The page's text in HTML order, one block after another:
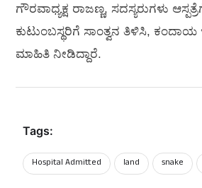
ಗೌರವಾಧ್ಯಕ್ಷ ರಾಜಣ್ಣ, ಸದಸ್ಯರುಗಳು
ಕುಟುಂಬಸ್ಥರಿಗೆ ಸಾಂತ್ವನ ತಿಳಿಸಿ,
ಮಾಹಿತಿ ನೀಡಿದ್ದಾರೆ.
Tags:
Hospital Admitted land snake